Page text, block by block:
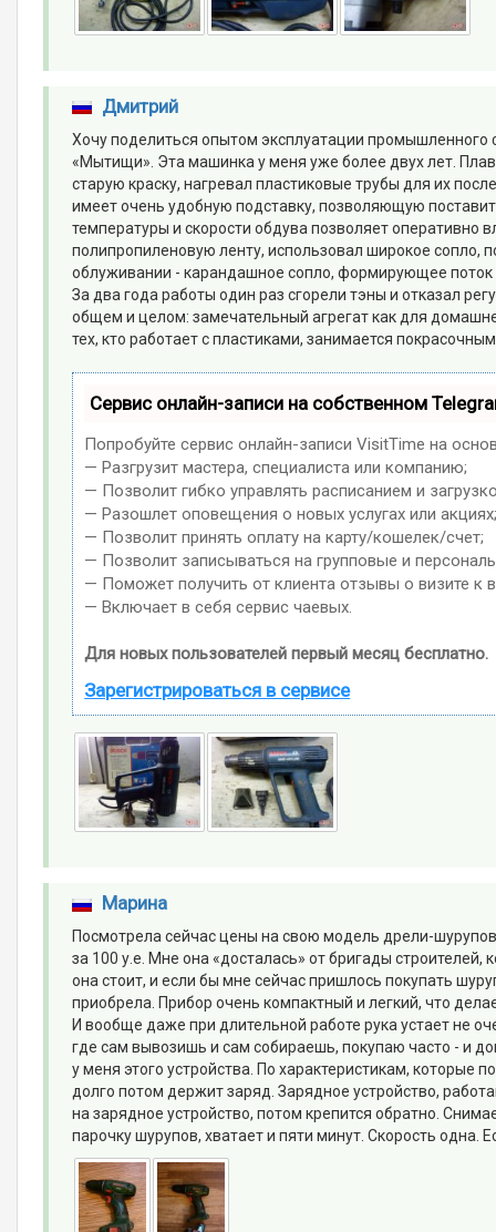
Дмитрий
Хочу поделиться опытом эксплуатации промышленного
«Мытищи». Эта машинка у меня уже более двух лет.
старую краску, нагревал пластиковые трубы для их
имеет очень удобную подставку, позволяющую
температуры и скорости обдува позволяет оперативно
полипропиленовую ленту, использовал широкое
облуживании - карандашное сопло, формирующее
За два года работы один раз сгорели тэны и отказал
общем и целом: замечательный агрегат как для
тех, кто работает с пластиками, занимается
Сервис онлайн-записи на собственном
Попробуйте сервис онлайн-записи VisitTime на
— Разгрузит мастера, специалиста или компанию;
— Позволит гибко управлять расписанием и
— Разошлет оповещения о новых услугах или
— Позволит принять оплату на карту/кошелек/счет;
— Позволит записываться на групповые и
— Поможет получить от клиента отзывы о визите к
— Включает в себя сервис чаевых.
Для новых пользователей первый месяц бесплатно.
Зарегистрироваться в сервисе
Марина
Посмотрела сейчас цены на свою модель дрели-
за 100 у.е. Мне она «досталась» от бригады строителей,
она стоит, и если бы мне сейчас пришлось покупать
приобрела. Прибор очень компактный и легкий, что
И вообще даже при длительной работе рука устает не
где сам вывозишь и сам собираешь, покупаю часто - и
у меня этого устройства. По характеристикам, которые
долго потом держит заряд. Зарядное устройство,
на зарядное устройство, потом крепится обратно.
парочку шурупов, хватает и пяти минут. Скорость одна.